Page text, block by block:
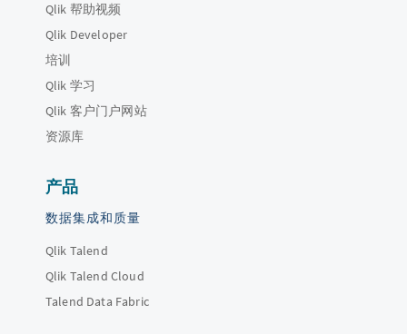
Qlik 帮助视频
Qlik Developer
培训
Qlik 学习
Qlik 客户门户网站
资源库
产品
数据集成和质量
Qlik Talend
Qlik Talend Cloud
Talend Data Fabric